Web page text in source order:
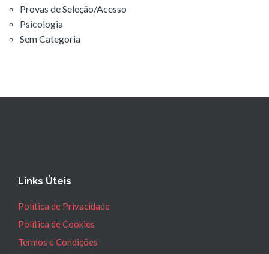
Provas de Seleção/Acesso
Psicologia
Sem Categoria
Links Úteis
Política de Privacidade
Política de Cookies
Termos e Condições